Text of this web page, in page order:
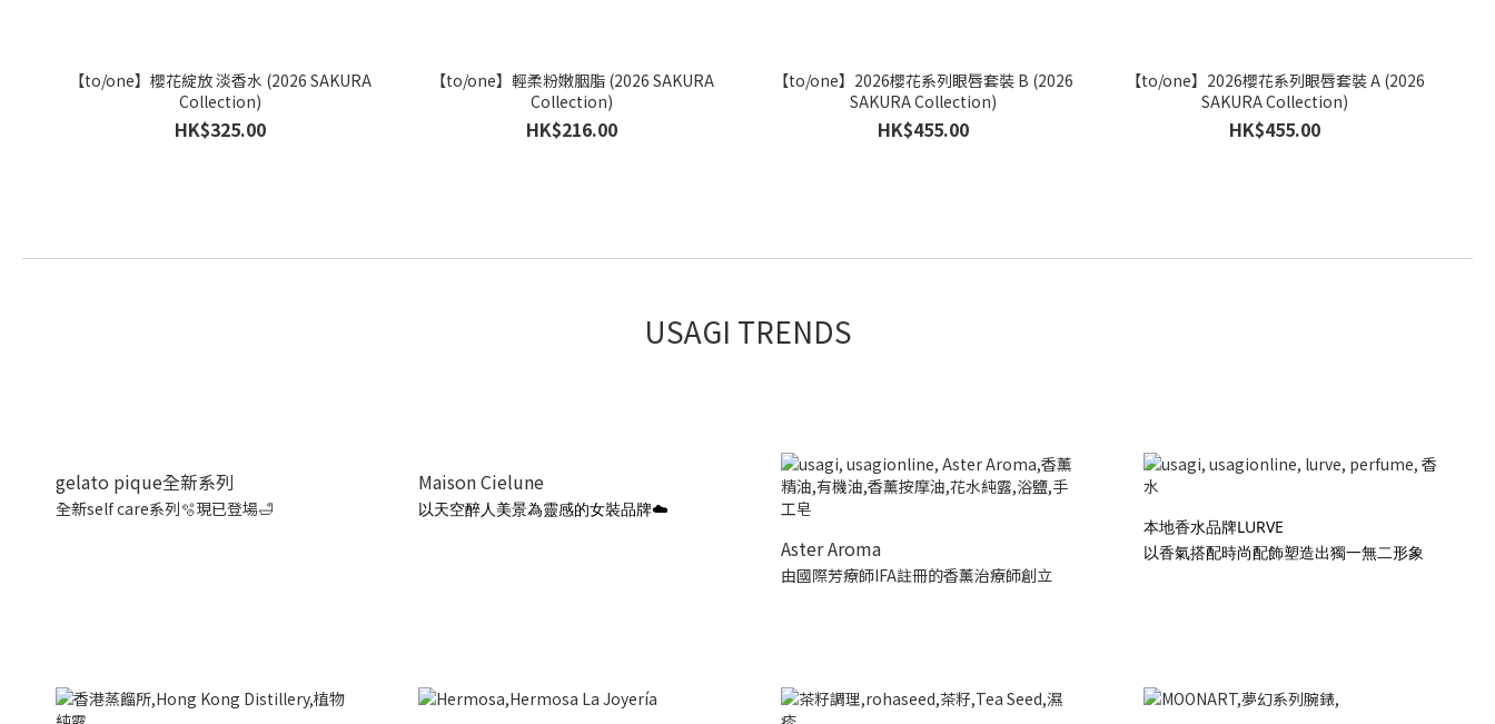
【to/one】櫻花綻放 淡香水 (2026 SAKURA
Collection)
HK$325.00
【to/one】輕柔粉嫩胭脂 (2026 SAKURA
Collection)
HK$216.00
【to/one】2026櫻花系列眼唇套裝 B (2026
SAKURA Collection)
HK$455.00
【to/one】2026櫻花系列眼唇套裝 A (2026
SAKURA Collection)
HK$455.00
USAGI TRENDS
gelato pique全新系列
全新self care系列🫧現已登場🛁
Maison Cielune
以天空醉人美景為靈感的女裝品牌☁️
Aster Aroma
由國際芳療師IFA註冊的香薰治療師創立
本地香水品牌LURVE
以香氣搭配時尚配飾塑造出獨一無二形象